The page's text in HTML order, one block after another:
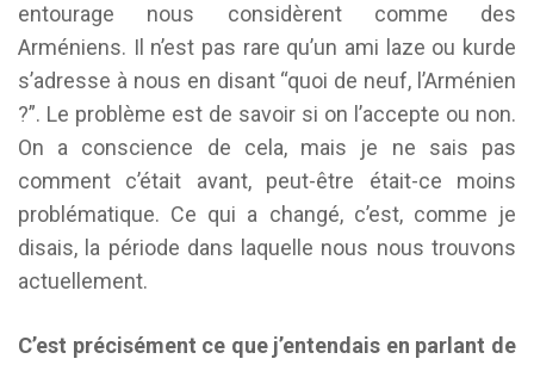
entourage nous considèrent comme des
Arméniens. Il n’est pas rare qu’un ami laze ou kurde
s’adresse à nous en disant “quoi de neuf, l’Arménien
?”. Le problème est de savoir si on l’accepte ou non.
On a conscience de cela, mais je ne sais pas
comment c’était avant, peut-être était-ce moins
problématique. Ce qui a changé, c’est, comme je
disais, la période dans laquelle nous nous trouvons
actuellement.
C’est précisément ce que j’entendais en parlant de